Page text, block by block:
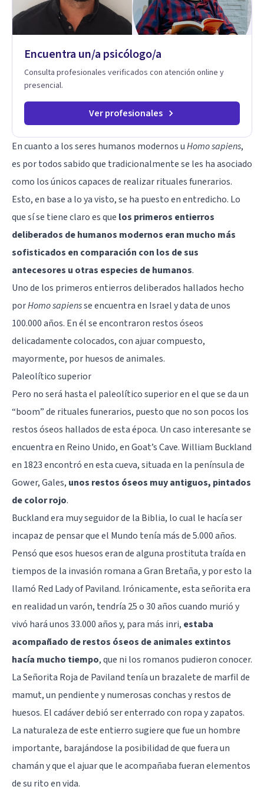
Encuentra un/a psicólogo/a
Consulta profesionales verificados con atención online y
presencial.
Ver profesionales
En cuanto a los seres humanos modernos uHomo sapiens,
es por todos sabido que tradicionalmente se les ha asociado
como los únicos capaces de realizar rituales funerarios.
Esto, en base a lo ya visto, se ha puesto en entredicho. Lo
que sí se tiene claro es que los primeros entierros
deliberados de humanos modernos eran mucho más
sofisticados en comparación con los de sus
antecesores u otras especies de humanos.
Uno de los primeros entierros deliberados hallados hecho
porHomo sapiensse encuentra en Israel y data de unos
100.000 años. En él se encontraron restos óseos
delicadamente colocados, con ajuar compuesto,
mayormente, por huesos de animales.
Paleolítico superior
Pero no será hasta el paleolítico superior en el que se da un
“boom” de rituales funerarios, puesto que no son pocos los
restos óseos hallados de esta época. Un caso interesante se
encuentra en Reino Unido, en Goat’s Cave. William Buckland
en 1823 encontró en esta cueva, situada en la península de
Gower, Gales, unos restos óseos muy antiguos, pintados
de color rojo.
Buckland era muy seguidor de la Biblia, lo cual le hacía ser
incapaz de pensar que el Mundo tenía más de 5.000 años.
Pensó que esos huesos eran de alguna prostituta traída en
tiempos de la invasión romana a Gran Bretaña, y por esto la
llamó Red Lady of Paviland. Irónicamente, esta señorita era
en realidad un varón, tendría 25 o 30 años cuando murió y
vivó hará unos 33.000 años y, para más inri, estaba
acompañado de restos óseos de animales extintos
hacía mucho tiempo, que ni los romanos pudieron conocer.
La Señorita Roja de Paviland tenía un brazalete de marfil de
mamut, un pendiente y numerosas conchas y restos de
huesos. El cadáver debió ser enterrado con ropa y zapatos.
La naturaleza de este entierro sugiere que fue un hombre
importante, barajándose la posibilidad de que fuera un
chamán y que el ajuar que le acompañaba fueran elementos
de su rito en vida.